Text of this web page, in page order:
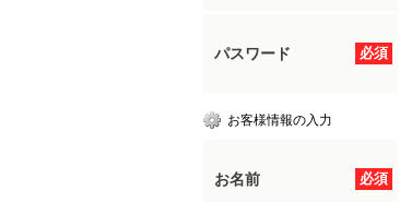
必須
パスワード
お客様情報の入力
必須
お名前